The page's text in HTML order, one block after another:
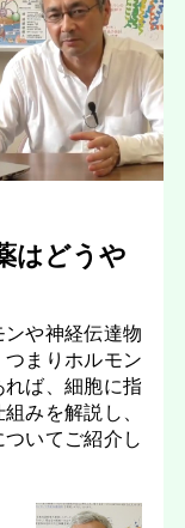
はどうや
や神経伝達物
まりホルモン
ば、細胞に指
みを解説し、
いてご紹介し